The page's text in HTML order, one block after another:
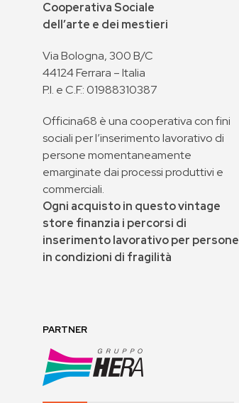
Cooperativa Sociale
dell’arte e dei mestieri
Via Bologna, 300 B/C
44124 Ferrara – Italia
P.I. e C.F.: 01988310387
Officina68 è una cooperativa con fini
sociali per l’inserimento lavorativo di
persone momentaneamente
emarginate dai processi produttivi e
commerciali.
Ogni acquisto in questo vintage
store finanzia i percorsi di
inserimento lavorativo per persone
in condizioni di fragilità
PARTNER